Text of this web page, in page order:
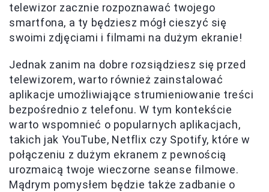
telewizor zacznie rozpoznawać twojego
smartfona, a ty będziesz mógł cieszyć się
swoimi zdjęciami i filmami na dużym ekranie!
Jednak zanim na dobre rozsiądziesz się przed
telewizorem, warto również zainstalować
aplikacje umożliwiające strumieniowanie treści
bezpośrednio z telefonu. W tym kontekście
warto wspomnieć o popularnych aplikacjach,
takich jak YouTube, Netflix czy Spotify, które w
połączeniu z dużym ekranem z pewnością
urozmaicą twoje wieczorne seanse filmowe.
Mądrym pomysłem będzie także zadbanie o